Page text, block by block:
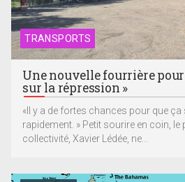
TRANSPORTS
Une nouvelle fourrière
sur la répression »
«Il y a de fortes chances pour que
rapidement. » Petit sourire en coin, le
collectivité, Xavier Lédée, ne...